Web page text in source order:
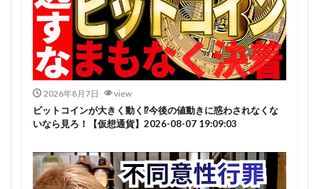
2026年8月7日 view
ビットコインが大きく動く⁉今後の値動きに惑わされなくな
いなら見ろ！【仮想通貨】2026-08-07 19:09:03